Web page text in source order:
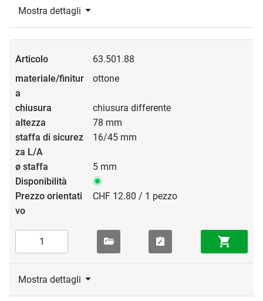
Mostra dettagli
63.501.88
ottone
chiusura differente
78 mm
16/45 mm
5 mm
CHF 12.80 / 1 pezzo
Mostra dettagli